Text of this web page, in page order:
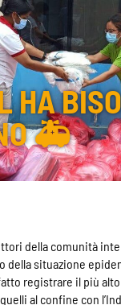
HA
🚑
della comunità
della situazione
registrare il più
al confine con